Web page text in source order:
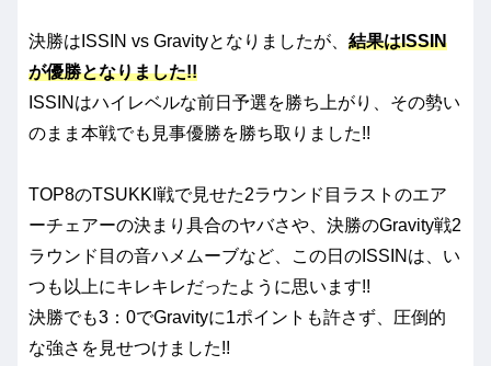
決勝はISSIN vs Gravityとなりましたが、 結果はISSIN
が優勝となりました!!
ISSINはハイレベルな前日予選を勝ち上がり、その勢い
のまま本戦でも見事優勝を勝ち取りました!!
TOP8のTSUKKI戦で見せた2ラウンド目ラストのエア
ーチェアーの決まり具合のヤバさや、決勝のGravity戦2
ラウンド目の音ハメムーブなど、この日のISSINは、い
つも以上にキレキレだったように思います!!
決勝でも3：0でGravityに1ポイントも許さず、圧倒的
な強さを見せつけました!!